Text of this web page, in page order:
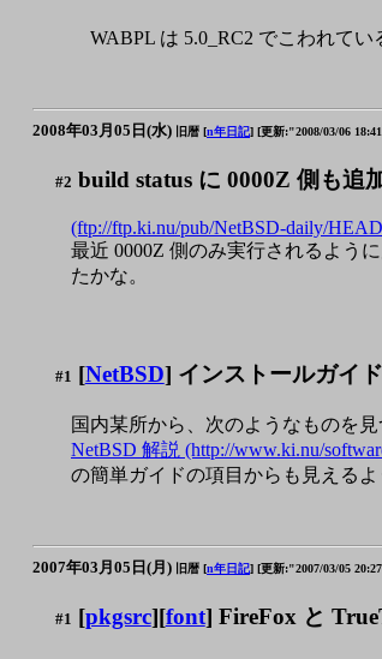
WABPL は 5.0_RC2 でこわれて
2008年03月05日(水) 旧暦 [n年日記] [更新:"2008/03/06
#2 build status に 0000Z 側も追
(ftp://ftp.ki.nu/pub/NetBSD-daily/
最近 0000Z 側のみ実行されるよう
たかな。
#1 [NetBSD] インストールガイド
国内某所から、次のようなものを
NetBSD 解説 (http://www.ki.nu/
の簡単ガイドの項目からも見えるよ
2007年03月05日(月) 旧暦 [n年日記] [更新:"2007/03/05
#1 [pkgsrc][font] FireFox と